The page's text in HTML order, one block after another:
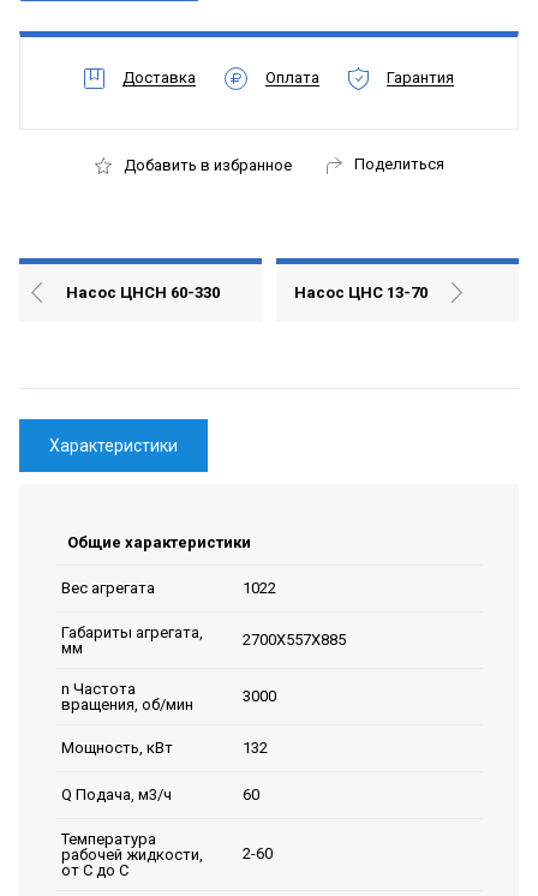
Доставка Оплата Гарантия
Добавить в избранное Поделиться
Насос ЦНСН 60-330 Насос ЦНС 13-70
Характеристики
Общие характеристики
Вес агрегата 1022
Габариты агрегата,
мм
2700Х557Х885
n Частота
вращения, об/мин
3000
Мощность, кВт 132
Q Подача, м3/ч 60
Температура
рабочей жидкости,
от С до С
2-60